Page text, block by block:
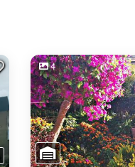
4